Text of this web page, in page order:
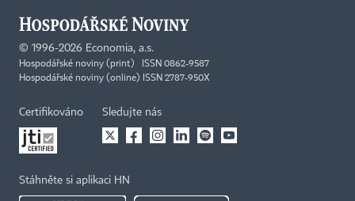
© 1996-2026 Economia, a.s.
Hospodářské noviny (print) ISSN 0862-9587
Hospodářské noviny (online) ISSN 2787-950X
Certifikováno Sledujte nás
Stáhněte si aplikaci HN